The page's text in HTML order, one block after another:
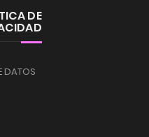
DE
DATOS